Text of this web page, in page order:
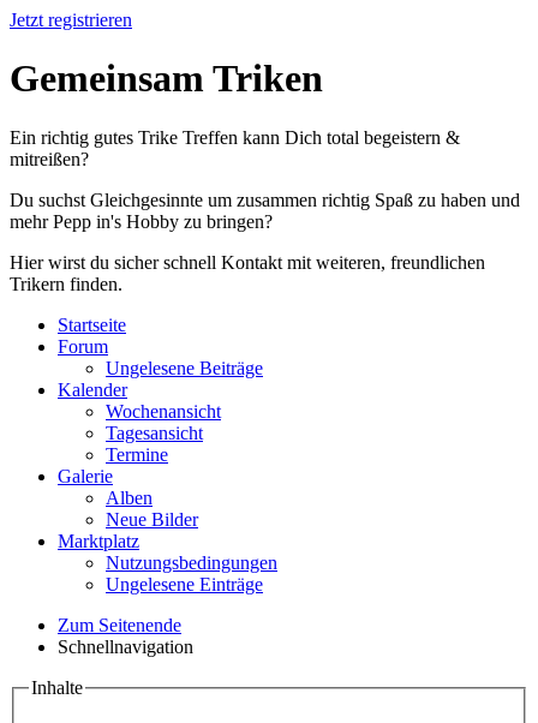
Jetzt registrieren
Gemeinsam Triken
Ein richtig gutes Trike Treffen kann Dich total begeistern &
mitreißen?
Du suchst Gleichgesinnte um zusammen richtig Spaß zu haben und
mehr Pepp in's Hobby zu bringen?
Hier wirst du sicher schnell Kontakt mit weiteren, freundlichen
Trikern finden.
Startseite
Forum
Ungelesene Beiträge
Kalender
Wochenansicht
Tagesansicht
Termine
Galerie
Alben
Neue Bilder
Marktplatz
Nutzungsbedingungen
Ungelesene Einträge
Zum Seitenende
Schnellnavigation
Inhalte